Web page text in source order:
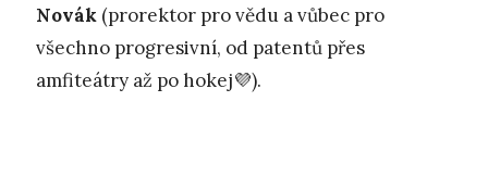
Novák (prorektor pro vědu a vůbec pro
všechno progresivní, od patentů přes
amfiteátry až po hokej💜).